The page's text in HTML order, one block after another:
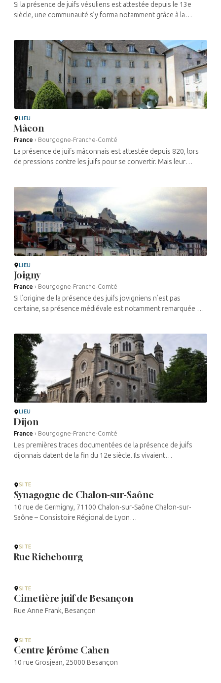
Si la présence de juifs vésuliens est attestée depuis le 13e
siècle, une communauté s’y forma notamment grâce à la
LIEU
Mâcon
France › Bourgogne-Franche-Comté
La présence de juifs mâconnais est attestée depuis 820, lors
de pressions contre les juifs pour se convertir. Mais leur
LIEU
Joigny
France › Bourgogne-Franche-Comté
Si l’origine de la présence des juifs jovigniens n’est pas
certaine, sa présence médiévale est notamment remarquée par
LIEU
Dijon
France › Bourgogne-Franche-Comté
Les premières traces documentées de la présence de juifs
dijonnais datent de la fin du 12e siècle. Ils vivaient
SITE
Synagogue de Chalon-sur-Saône
10 rue de Germigny, 71100 Chalon-sur-Saône Chalon-sur-
Saône – Consistoire Régional de Lyon
SITE
Rue Richebourg
SITE
Cimetière juif de Besançon
Rue Anne Frank, Besançon
SITE
Centre Jérôme Cahen
10 rue Grosjean, 25000 Besançon